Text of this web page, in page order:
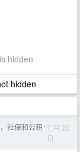
hidden
hidden
社保和公积 7 月 20
日